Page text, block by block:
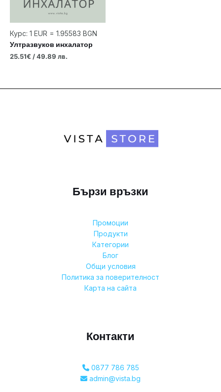
Курс: 1 EUR = 1.95583 BGN
Ултразвуков инхалатор
25.51€ / 49.89 лв.
Бързи връзки
Промоции
Продукти
Категории
Блог
Общи условия
Политика за поверителност
Карта на сайта
Контакти
0877 786 785
admin@vista.bg